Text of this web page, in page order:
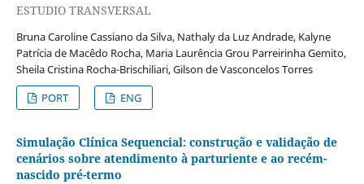
ESTUDIO TRANSVERSAL
Bruna Caroline Cassiano da Silva, Nathaly da Luz Andrade, Kalyne
Patrícia de Macêdo Rocha, Maria Laurência Grou Parreirinha Gemito,
Sheila Cristina Rocha-Brischiliari, Gilson de Vasconcelos Torres
PORT
ENG
Simulação Clínica Sequencial: construção e validação de
cenários sobre atendimento à parturiente e ao recém-
nascido pré-termo